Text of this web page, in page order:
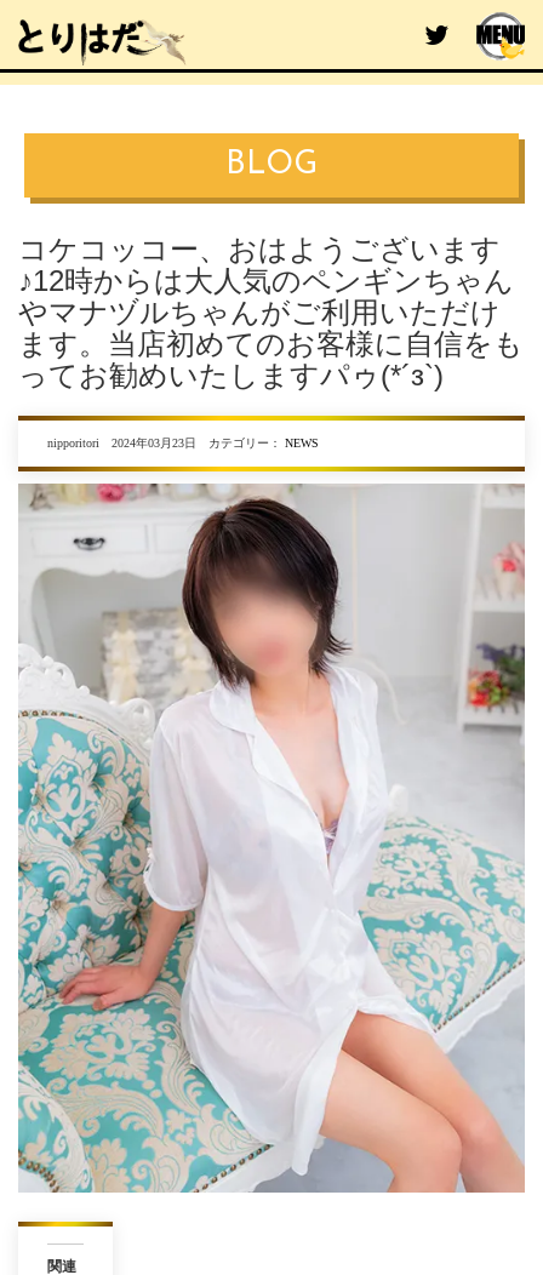
BLOG
コケコッコー、おはようございます
♪12時からは大人気のペンギンちゃん
やマナヅルちゃんがご利用いただけ
ます。当店初めてのお客様に自信をも
ってお勧めいたしますパゥ(*´з`)
nipporitori 2024年03月23日 カテゴリー： NEWS
関連